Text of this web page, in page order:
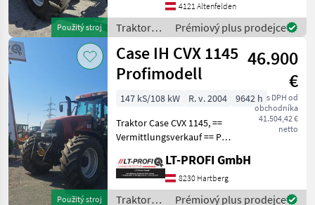
Použitý stroj
Anhängevorrichtung Ehr
Traktory Tradičný traktor
4121 Altenfelden
Traktory /
Case IH
Prémiový plus prodejce
Použitý stroj
Case IH CVX 1145
Profimodell
46.900
€
s DPH od
obchodníka
41.504,42 €
netto
147 kS/108 kW R. v. 2004
9642 h
Traktor Case CVX 1145, ==
Vermittlungsverkauf == PS
el. Heckstg., Stemplinger FH
mit Außenbedienung, 1x
DW Leitung vorne, Stemplin
LT-PROFI GmbH
8230 Hartberg
Traktory /
Prémiový plus prodejce